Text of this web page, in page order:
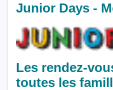
Junior Days -
Les rendez-
toutes les